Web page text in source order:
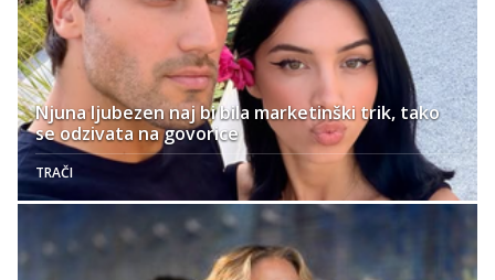
Njuna ljubezen naj bi bila marketinški trik, tako
se odzivata na govorice
TRAČI